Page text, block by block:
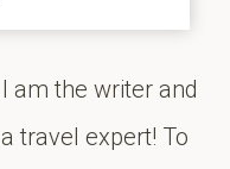
am the writer and
travel expert! To